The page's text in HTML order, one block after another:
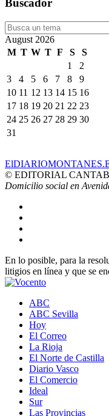
Buscador
August 2026
M T W T F S
S
1
2
3
4 5 6 7 8
9
10 11 12 13 14 15 16
17 18 19 20 21 22 23
24 25 26 27 28 29 30
31
© EDITORIAL
Domicilio social en
En lo posible, para la
litigios en línea y que se
ABC
ABC Sevilla
Hoy
El Correo
La Rioja
El Norte de Castilla
Diario Vasco
El Comercio
Ideal
Sur
Las Provincias